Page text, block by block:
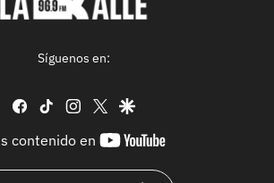
Síguenos en:
facebook
tiktok instagram
twittergoogle
contenido en
youtube-